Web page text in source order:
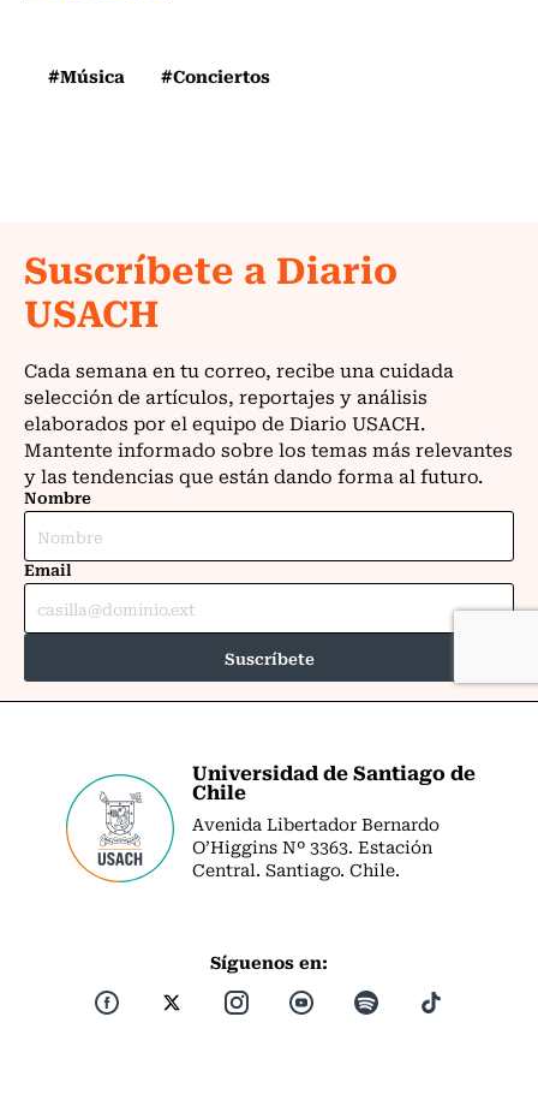
#Música #Conciertos
Universidad de Santiago de
Chile
Avenida Libertador Bernardo
O’Higgins Nº 3363. Estación
Central. Santiago. Chile.
Síguenos en: